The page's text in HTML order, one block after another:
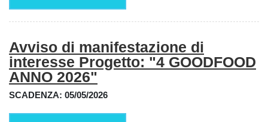
Avviso di manifestazione di
interesse Progetto: "4 GOODFOOD
ANNO 2026"
SCADENZA: 05/05/2026